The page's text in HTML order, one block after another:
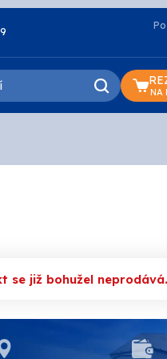
NA
se již bohužel neprodává.